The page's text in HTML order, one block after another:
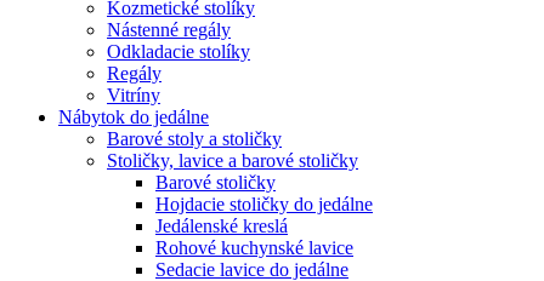
Kozmetické stolíky
Nástenné regály
Odkladacie stolíky
Regály
Vitríny
Nábytok do jedálne
Barové stoly a stoličky
Stoličky, lavice a barové stoličky
Barové stoličky
Hojdacie stoličky do jedálne
Jedálenské kreslá
Rohové kuchynské lavice
Sedacie lavice do jedálne